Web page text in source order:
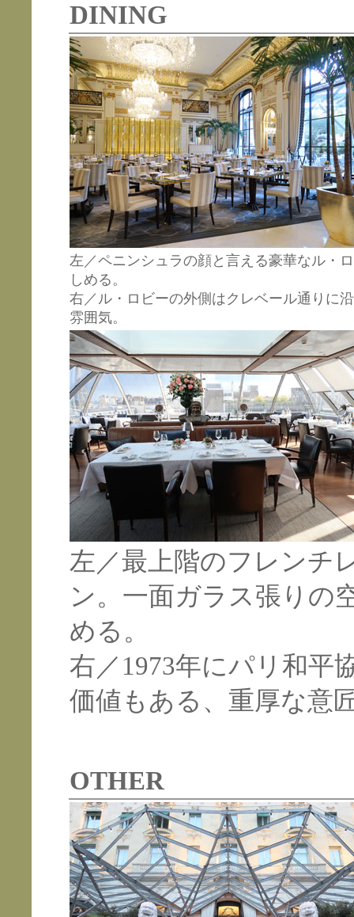
DINING
左／ペニンシュラの顔と言える豪華なル・
しめる。
右／ル・ロビーの外側はクレベール通りに
雰囲気。
左／最上階のフレンチ
ン。一面ガラス張りの
める。
右／1973年にパリ和平
価値もある、重厚な意
OTHER